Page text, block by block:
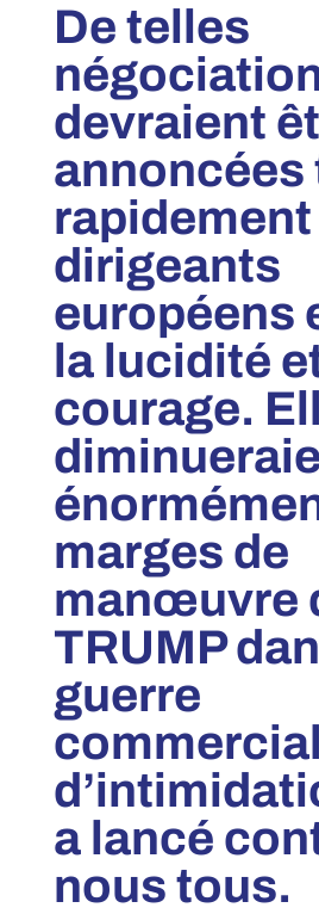
De telles
devraient
annoncées
dirigeants
européens
la lucidité
courage.
marges de
manœuvre
TRUMP
guerre
a lancé
nous tous.